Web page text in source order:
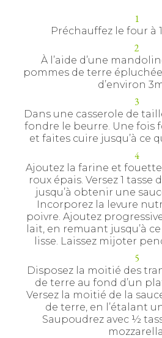
Préchauffez le four à
À l’aide d’une
pommes de terre
d’environ
Dans une casserole de
fondre le beurre. Une fois
et faites cuire jusqu’à ce
Ajoutez la farine et
roux épais. Versez 1
jusqu’à obtenir une
Incorporez la levure
poivre. Ajoutez
lait, en remuant jusqu’à
lisse. Laissez mijoter
Disposez la moitié des
de terre au fond d’un
Versez la moitié de la
de terre, en l’étalant
Saupoudrez avec ½